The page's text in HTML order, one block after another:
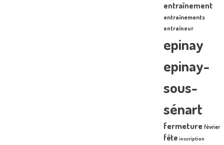
entraînement
entraînements
entraîneur
epinay
epinay-
sous-
sénart
fermeture février
fête inscription